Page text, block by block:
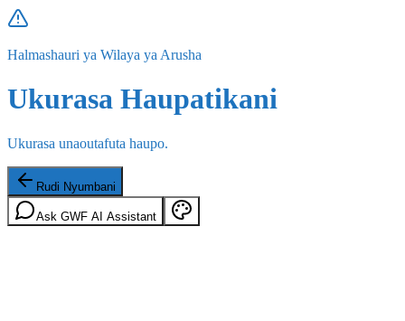
Halmashauri ya Wilaya ya Arusha
Ukurasa Haupatikani
Ukurasa unaoutafuta haupo.
Rudi Nyumbani
Ask GWF AI Assistant